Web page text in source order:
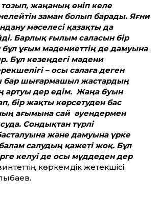
тозып, жаңаның өніп келе
заман болып барады. Яғни
мәселесі қазақты да
Барлық ғылым саласын бір
ұғым мәдениеттің де дамуына
Бұл кезеңдегі мәдени
– осы салаға деген
шығармашыл жастардың
артуы дер едім. Жаңа буын
бір жақты көрсетуден бас
ағымына сай әуендермен
Сондықтан түрлі
және дамуына үрке
салудың қажеті жоқ. Бұл
келуі де осы мүддеден дер
көркемдік жетекшісі